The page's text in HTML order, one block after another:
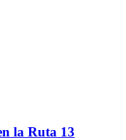
la Ruta 13